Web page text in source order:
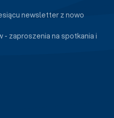
newsletter z nowo
zaproszenia na spotkania i